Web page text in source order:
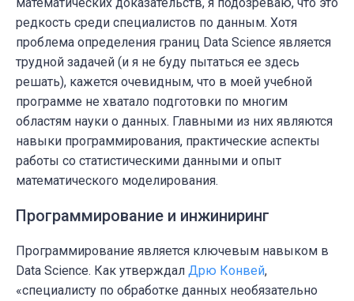
редкость среди специалистов по данным. Хотя
проблема определения границ Data Science является
трудной задачей (и я не буду пытаться ее здесь
решать), кажется очевидным, что в моей учебной
программе не хватало подготовки по многим
областям науки о данных. Главными из них являются
навыки программирования, практические аспекты
работы со статистическими данными и опыт
математического моделирования.
Программирование и инжиниринг
Программирование является ключевым навыком в
Data Science. Как утверждал Дрю Конвей,
«специалисту по обработке данных необязательно